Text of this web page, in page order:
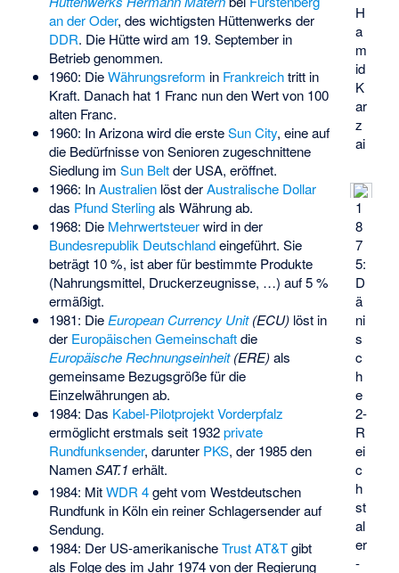
H
a
m
id
K
ar
z
ai
1
8
7
5:
D
ä
ni
s
c
h
e
2-
R
ei
c
h
st
al
er
-
an der Oder, des wichtigsten Hüttenwerks der
DDR. Die Hütte wird am 19. September in
Betrieb genommen.
1960: DieWährungsreform in Frankreichtritt in
Kraft. Danach hat 1 Franc nun den Wert von 100
alten Franc.
1960: In Arizona wird die ersteSun City, eine auf
die Bedürfnisse von Senioren zugeschnittene
Siedlung im Sun Beltder USA, eröffnet.
1966: InAustralienlöst derAustralische Dollar
das Pfund Sterlingals Währung ab.
1968: Die Mehrwertsteuerwird in der
Bundesrepublik Deutschlandeingeführt. Sie
beträgt 10 %, ist aber für bestimmte Produkte
(Nahrungsmittel, Druckerzeugnisse, …) auf 5 %
ermäßigt.
1981: Die European Currency Unit (ECU)löst in
der Europäischen Gemeinschaftdie
Europäische Rechnungseinheit (ERE)als
gemeinsame Bezugsgröße für die
Einzelwährungen ab.
1984: Das Kabel-Pilotprojekt Vorderpfalz
ermöglicht erstmals seit 1932private
Rundfunksender, darunter PKS, der 1985 den
NamenSAT.1 erhält.
1984: MitWDR 4geht vom Westdeutschen
Rundfunk in Köln ein reiner Schlagersender auf
Sendung.
1984: Der US-amerikanischeTrust AT&Tgibt
als Folge des im Jahr 1974 von der Regierung